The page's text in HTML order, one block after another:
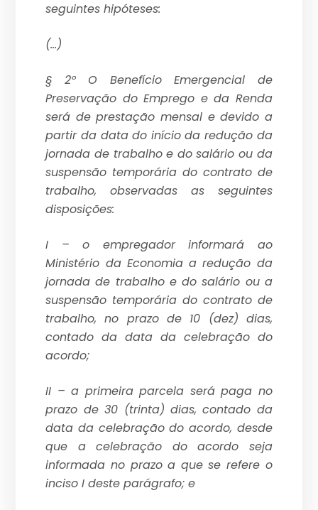
seguintes hipóteses:
(…)
§ 2º O Benefício Emergencial de
Preservação do Emprego e da Renda
será de prestação mensal e devido a
partir da data do início da redução da
jornada de trabalho e do salário ou da
suspensão temporária do contrato de
trabalho, observadas as seguintes
disposições:
I – o empregador informará ao
Ministério da Economia a redução da
jornada de trabalho e do salário ou a
suspensão temporária do contrato de
trabalho, no prazo de 10 (dez) dias,
contado da data da celebração do
acordo;
II – a primeira parcela será paga no
prazo de 30 (trinta) dias, contado da
data da celebração do acordo, desde
que a celebração do acordo seja
informada no prazo a que se refere o
inciso I deste parágrafo; e